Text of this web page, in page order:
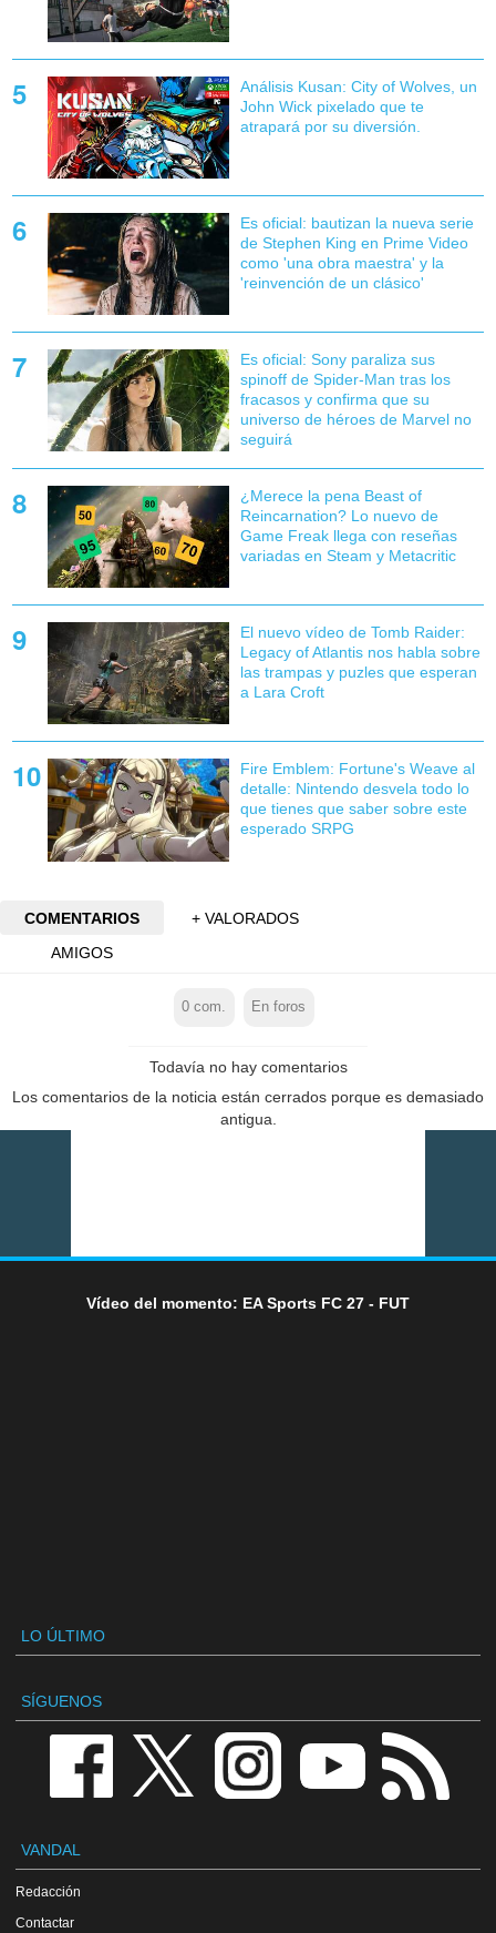
Análisis Kusan: City of Wolves, un
John Wick pixelado que te
atrapará por su diversión.
Es oficial: bautizan la nueva serie
de Stephen King en Prime Video
como 'una obra maestra' y la
'reinvención de un clásico'
Es oficial: Sony paraliza sus
spinoff de Spider-Man tras los
fracasos y confirma que su
universo de héroes de Marvel no
seguirá
¿Merece la pena Beast of
Reincarnation? Lo nuevo de
Game Freak llega con reseñas
variadas en Steam y Metacritic
El nuevo vídeo de Tomb Raider:
Legacy of Atlantis nos habla sobre
las trampas y puzles que esperan
a Lara Croft
Fire Emblem: Fortune's Weave al
detalle: Nintendo desvela todo lo
que tienes que saber sobre este
esperado SRPG
COMENTARIOS
+ VALORADOS
AMIGOS
0 com. En foros
Todavía no hay comentarios
Los comentarios de la noticia están cerrados porque es demasiado
antigua.
Vídeo del momento: EA Sports FC 27 - FUT
LO ÚLTIMO
SÍGUENOS
VANDAL
Redacción
Contactar